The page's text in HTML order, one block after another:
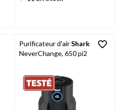
évaluations
Purificateur d'airShark
NeverChange, 650 pi2